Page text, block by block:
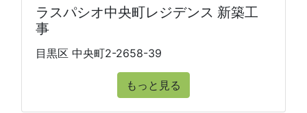
ラスパシオ中央町レジデンス 新築工
事
目黒区 中央町2-2658-39
もっと見る